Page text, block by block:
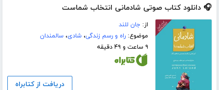
🎧 دانلود کتاب صوتی شادمانی انتخاب شماست
از:جان للند
موضوع:راه و رسم زندگی،شادی،سالمندان
۹ ساعت و ۴۹ دقیقه
دریافت از کتابراه